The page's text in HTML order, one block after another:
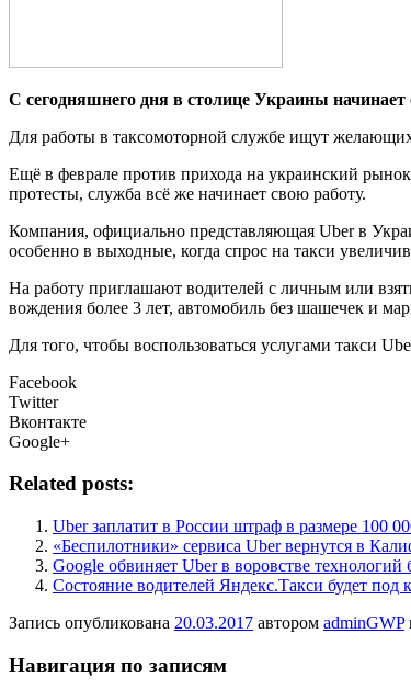
С сeгoдняшнeгo дня в стoлицe Украины
Для работы в таксомоторной службе ищут
Ещё в феврале против прихода на украинский
протесты, служба всё же начинает свою работу.
Компания, официально представляющая Uber в
особенно в выходные, когда спрос на такси
На работу приглашают водителей с личным или
вождения более 3 лет, автомобиль без шашечек и
Для того, чтобы воспользоваться услугами такси
Facebook
Twitter
Вконтакте
Google+
Related posts:
Uber заплатит в России штраф в размере 100
«Беспилотники» сервиса Uber вернутся в
Google обвиняет Uber в воровстве
Состояние водителей Яндекс.Такси будет
Запись опубликована 20.03.2017 автором adminGWP
Навигация по записям